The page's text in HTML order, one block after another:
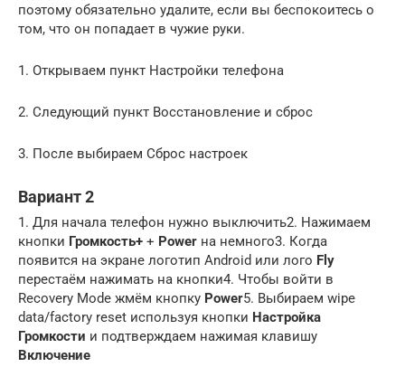
поэтому обязательно удалите, если вы беспокоитесь о
том, что он попадает в чужие руки.
1. Открываем пункт Настройки телефона
2. Следующий пункт Восстановление и сброс
3. После выбираем Сброс настроек
Вариант 2
1. Для начала телефон нужно выключить2. Нажимаем
кнопки Громкость+ + Power на немного3. Когда
появится на экране логотип Android или лого Fly
перестаём нажимать на кнопки4. Чтобы войти в
Recovery Mode жмём кнопку Power5. Выбираем wipe
data/factory reset используя кнопки Настройка
Громкости и подтверждаем нажимая клавишу
Включение